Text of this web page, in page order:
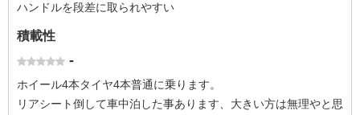
ハンドルを段差に取られやすい
積載性
-
ホイール4本タイヤ4本普通に乗ります。
リアシート倒して車中泊した事あります、大きい方は無理やと思